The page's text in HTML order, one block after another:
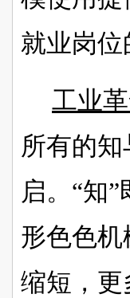
就业岗位
工业
所有的
启。 “知
形色色
缩短，